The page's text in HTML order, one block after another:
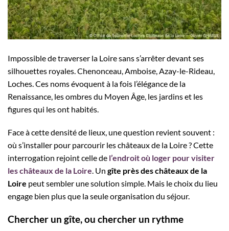
Impossible de traverser la Loire sans s’arrêter devant ses
silhouettes royales. Chenonceau, Amboise, Azay-le-Rideau,
Loches. Ces noms évoquent à la fois l’élégance de la
Renaissance, les ombres du Moyen Âge, les jardins et les
figures qui les ont habités.
Face à cette densité de lieux, une question revient souvent :
où s’installer pour parcourir les châteaux de la Loire ? Cette
interrogation rejoint celle de l’endroit où loger pour visiter
les châteaux de la Loire. Un gîte près des châteaux de la
Loire peut sembler une solution simple. Mais le choix du lieu
engage bien plus que la seule organisation du séjour.
Chercher un gîte, ou chercher un rythme